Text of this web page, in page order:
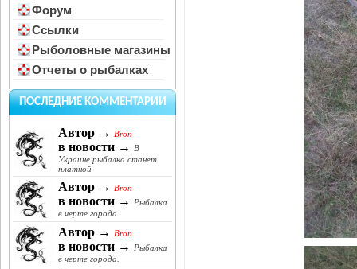
Форум
Ссылки
Рыболовные магазины
Отчеты о рыбалках
ПОСЛЕДНИЕ КОММЕНТАРИИ
Автор → Bron
в новости →
В
Украине рыбалка станет
платной
Автор → Bron
в новости →
Рыбалка
в черте города.
Автор → Bron
в новости →
Рыбалка
в черте города.